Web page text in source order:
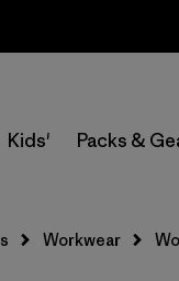
Kids' Packs &
Workwear